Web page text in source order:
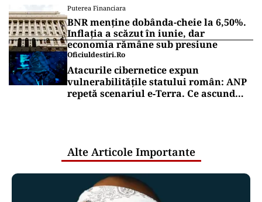
Puterea Financiara
BNR menține dobânda-cheie la 6,50%.
Inflația a scăzut în iunie, dar
economia rămâne sub presiune
Oficiuldestiri.ro
Atacurile cibernetice expun
vulnerabilitățile statului român: ANP
repetă scenariul e‑Terra. Ce ascund
Alte Articole Importante